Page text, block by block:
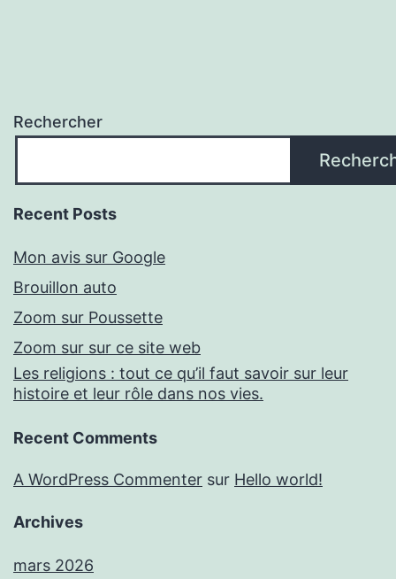
Rechercher
Recent Posts
Mon avis sur Google
Brouillon auto
Zoom sur Poussette
Zoom sur sur ce site web
Les religions : tout ce qu’il faut savoir sur leur
histoire et leur rôle dans nos vies.
Recent Comments
A WordPress Commenter sur Hello world!
Archives
mars 2026